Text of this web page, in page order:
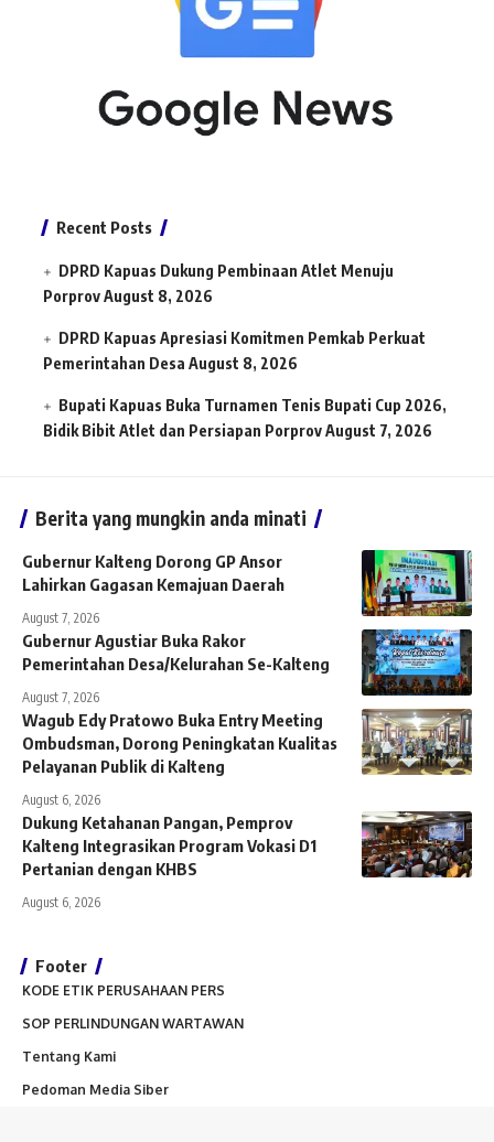
Recent Posts
DPRD Kapuas Dukung Pembinaan Atlet Menuju
PorprovAugust 8, 2026
DPRD Kapuas Apresiasi Komitmen Pemkab Perkuat
Pemerintahan Desa August 8, 2026
Bupati Kapuas Buka Turnamen Tenis Bupati Cup 2026,
Bidik Bibit Atlet dan Persiapan PorprovAugust 7, 2026
Berita yang mungkin anda minati
Gubernur Kalteng Dorong GP Ansor
Lahirkan Gagasan Kemajuan Daerah
August 7, 2026
Gubernur Agustiar Buka Rakor
Pemerintahan Desa/Kelurahan Se-Kalteng
August 7, 2026
Wagub Edy Pratowo Buka Entry Meeting
Ombudsman, Dorong Peningkatan Kualitas
Pelayanan Publik di Kalteng
August 6, 2026
Dukung Ketahanan Pangan, Pemprov
Kalteng Integrasikan Program Vokasi D1
Pertanian dengan KHBS
August 6, 2026
Footer
KODE ETIK PERUSAHAAN PERS
SOP PERLINDUNGAN WARTAWAN
Tentang Kami
Pedoman Media Siber